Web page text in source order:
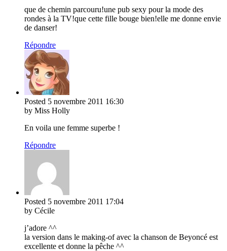
que de chemin parcouru!une pub sexy pour la mode des
rondes à la TV!que cette fille bouge bien!elle me donne envie
de danser!
Répondre
Posted 5 novembre 2011 16:30
by Miss Holly
En voila une femme superbe !
Répondre
Posted 5 novembre 2011 17:04
by Cécile
j’adore ^^
la version dans le making-of avec la chanson de Beyoncé est
excellente et donne la pêche ^^